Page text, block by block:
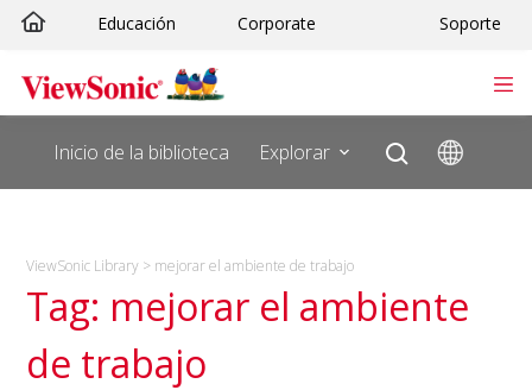
Saltar
contenido
Educación Corporate Soporte
Inicio de la biblioteca Explorar
ViewSonic Library > mejorar el ambiente de trabajo
Tag: mejorar el ambiente
de trabajo